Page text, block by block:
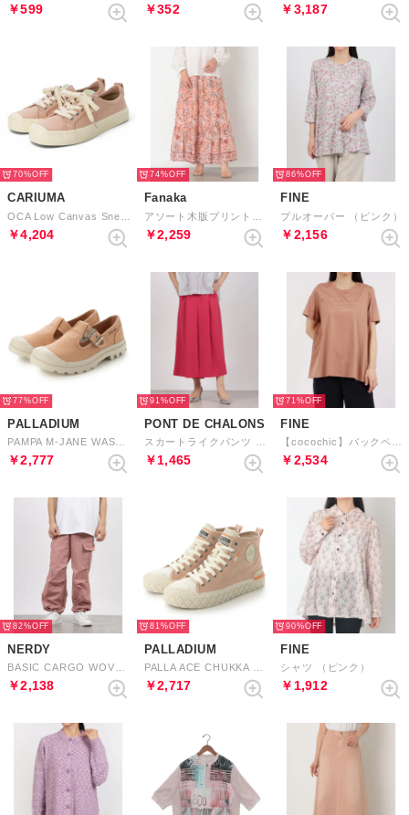
￥599 ￥352 ￥3,187
70%
CARIUMA
￥4,204
74%
Fanaka
￥2,259
86%
FINE
プルオーバー （ピンク）
￥2,156
77%
PALLADIUM
￥2,777
91%
PONT DE CHALONS
￥1,465
71%
FINE
￥2,534
82%
NERDY
￥2,138
81%
PALLADIUM
￥2,717
90%
FINE
シャツ （ピンク）
￥1,912